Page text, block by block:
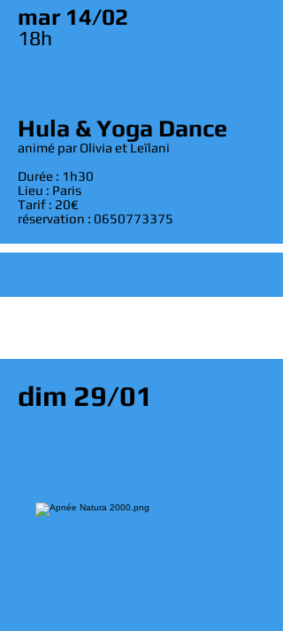
mar 14/02
18h
Hula & Yoga Dance
animé par Olivia et Leïlani
Durée : 1h30
Lieu : Paris
Tarif : 20€
réservation : 0650773375
dim 29/01